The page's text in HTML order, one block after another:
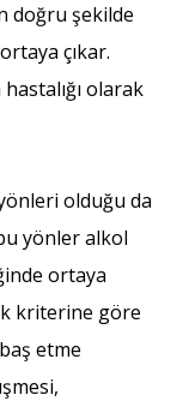
doğru şekilde
çıkar.
hastalığı olarak
yönleri olduğu da
yönler alkol
ortaya
kriterine göre
etme